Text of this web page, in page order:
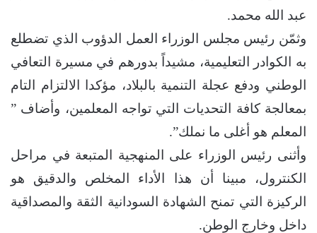
عبد الله محمد.
​وثمّن رئيس مجلس الوزراء العمل الدؤوب الذي تضطلع
به الكوادر التعليمية، مشيداً بدورهم في مسيرة التعافي
الوطني ودفع عجلة التنمية بالبلاد، مؤكدا الالتزام التام
بمعالجة كافة التحديات التي تواجه المعلمين، وأضاف ”
المعلم هو أغلى ما نملك”.
وأثنى رئيس الوزراء على المنهجية المتبعة في مراحل
الكنترول، مبينا أن هذا الأداء المخلص والدقيق هو
الركيزة التي تمنح الشهادة السودانية الثقة والمصداقية
داخل وخارج الوطن.